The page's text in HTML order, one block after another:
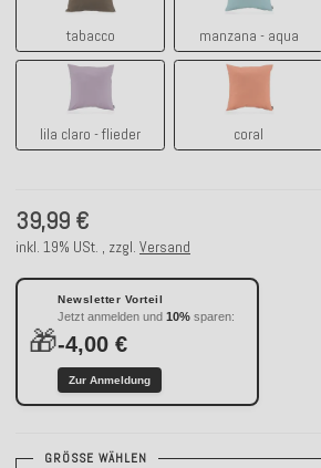
tabacco manzana - aqua
lila claro - flieder
lila claro - flieder
coral
coral
39,99 €
inkl. 19% USt. , zzgl. Versand
🎁
Newsletter Vorteil
Jetzt anmelden und 10% sparen:
-4,00 €
Zur Anmeldung
GRÖSSE WÄHLEN